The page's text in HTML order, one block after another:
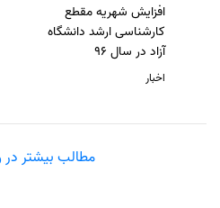
افزایش شهریه مقطع
کارشناسی ارشد دانشگاه
آزاد در سال 96
اخبار
مطالب بیشتر در